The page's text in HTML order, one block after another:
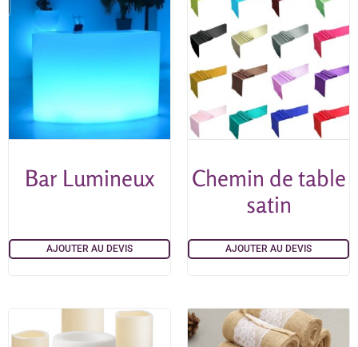
Bar Lumineux
AJOUTER AU DEVIS
Chemin de table
satin
AJOUTER AU DEVIS